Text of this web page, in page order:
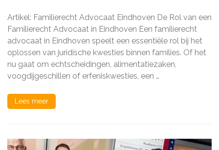
Eindhoven:
Uw
Specialist
voor
Familiezaken
Artikel: Familierecht Advocaat Eindhoven De Rol van een
Familierecht Advocaat in Eindhoven Een familierecht
advocaat in Eindhoven speelt een essentiële rol bij het
oplossen van juridische kwesties binnen families. Of het
nu gaat om echtscheidingen, alimentatiezaken,
voogdijgeschillen of erfeniskwesties, een …
Lees meer